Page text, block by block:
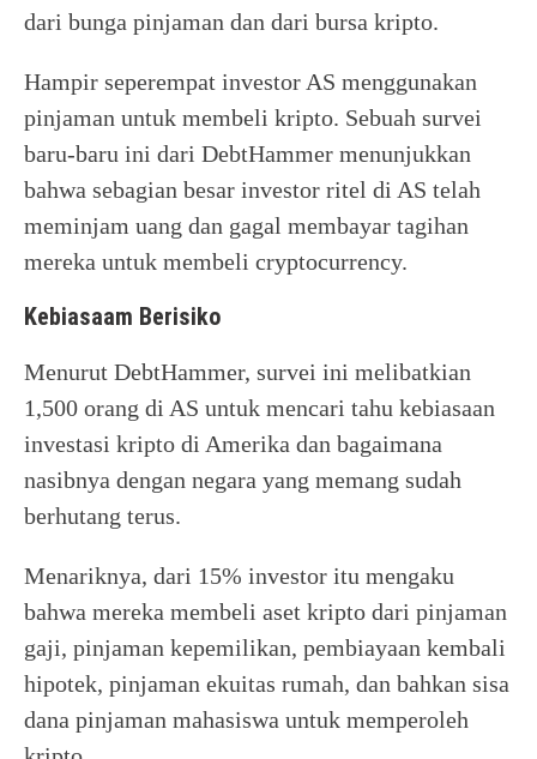
dari bunga pinjaman dan dari bursa kripto.
Hampir seperempat investor AS menggunakan
pinjaman untuk membeli kripto. Sebuah survei
baru-baru ini dari DebtHammer menunjukkan
bahwa sebagian besar investor ritel di AS telah
meminjam uang dan gagal membayar tagihan
mereka untuk membeli cryptocurrency.
Kebiasaam Berisiko
Menurut DebtHammer, survei ini melibatkian
1,500 orang di AS untuk mencari tahu kebiasaan
investasi kripto di Amerika dan bagaimana
nasibnya dengan negara yang memang sudah
berhutang terus.
Menariknya, dari 15% investor itu mengaku
bahwa mereka membeli aset kripto dari pinjaman
gaji, pinjaman kepemilikan, pembiayaan kembali
hipotek, pinjaman ekuitas rumah, dan bahkan sisa
dana pinjaman mahasiswa untuk memperoleh